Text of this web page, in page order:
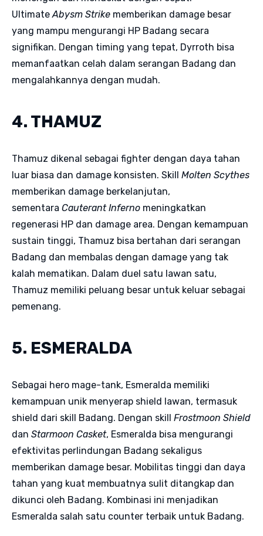
UltimateAbysm Strike memberikan damage besar
yang mampu mengurangi HP Badang secara
signifikan. Dengan timing yang tepat, Dyrroth bisa
memanfaatkan celah dalam serangan Badang dan
mengalahkannya dengan mudah.
4. THAMUZ
Thamuz dikenal sebagai fighter dengan daya tahan
luar biasa dan damage konsisten. Skill Molten Scythes
memberikan damage berkelanjutan,
sementara Cauterant Inferno meningkatkan
regenerasi HP dan damage area. Dengan kemampuan
sustain tinggi, Thamuz bisa bertahan dari serangan
Badang dan membalas dengan damage yang tak
kalah mematikan. Dalam duel satu lawan satu,
Thamuz memiliki peluang besar untuk keluar sebagai
pemenang.
5. ESMERALDA
Sebagai hero mage-tank, Esmeralda memiliki
kemampuan unik menyerap shield lawan, termasuk
shield dari skill Badang. Dengan skill Frostmoon Shield
dan Starmoon Casket, Esmeralda bisa mengurangi
efektivitas perlindungan Badang sekaligus
memberikan damage besar. Mobilitas tinggi dan daya
tahan yang kuat membuatnya sulit ditangkap dan
dikunci oleh Badang. Kombinasi ini menjadikan
Esmeralda salah satu counter terbaik untuk Badang.